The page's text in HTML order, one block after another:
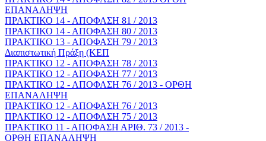
ΕΠΑΝΑΛΗΨΗ
ΠΡΑΚΤΙΚΟ 14 - ΑΠΟΦΑΣΗ 81 / 2013
ΠΡΑΚΤΙΚΟ 14 - ΑΠΟΦΑΣΗ 80 / 2013
ΠΡΑΚΤΙΚΟ 13 - ΑΠΟΦΑΣΗ 79 / 2013
Διαπιστωτική Πράξη (ΚΕΠ
ΠΡΑΚΤΙΚΟ 12 - ΑΠΟΦΑΣΗ 78 / 2013
ΠΡΑΚΤΙΚΟ 12 - ΑΠΟΦΑΣΗ 77 / 2013
ΠΡΑΚΤΙΚΟ 12 - ΑΠΟΦΑΣΗ 76 / 2013 - ΟΡΘΗ
ΕΠΑΝΑΛΗΨΗ
ΠΡΑΚΤΙΚΟ 12 - ΑΠΟΦΑΣΗ 76 / 2013
ΠΡΑΚΤΙΚΟ 12 - ΑΠΟΦΑΣΗ 75 / 2013
ΠΡΑΚΤΙΚΟ 11 - ΑΠΟΦΑΣΗ ΑΡΙΘ. 73 / 2013 -
ΟΡΘΗ ΕΠΑΝΑΛΗΨΗ